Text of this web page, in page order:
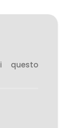
questo